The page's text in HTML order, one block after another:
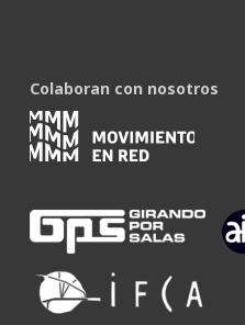
Colaboran con nosotros